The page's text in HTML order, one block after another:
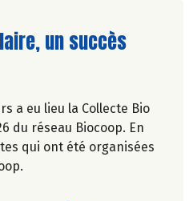
un succès
a eu lieu la Collecte Bio
du réseau Biocoop. En
qui ont été organisées